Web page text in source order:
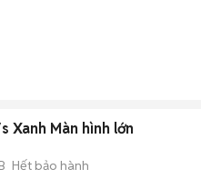
Xanh Màn hình lớn
Hết bảo hành